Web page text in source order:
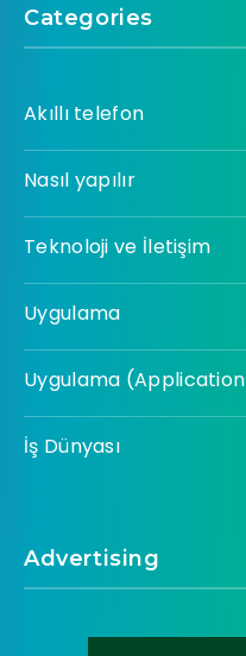
Categories
Akıllı telefon
Nasıl yapılır
Teknoloji ve İletişim
Uygulama
Uygulama (Application
İş Dünyası
Advertising